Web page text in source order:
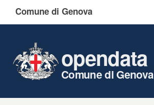
Comune di Genova
opendata
Comune di Genova